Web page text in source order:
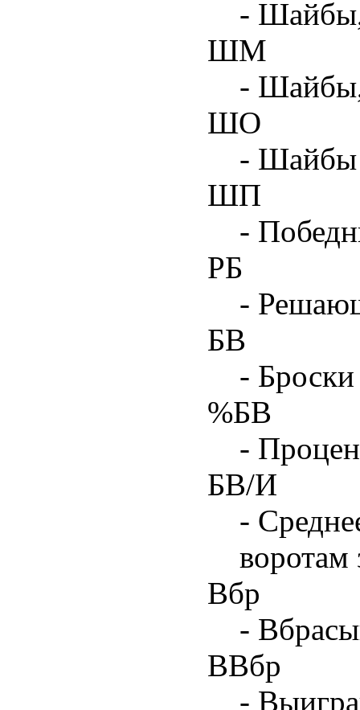
- Шайбы,
ШМ
- Шайбы,
ШО
- Шайбы
ШП
-
РБ
-
БВ
-
%БВ
-
БВ/И
-
воротам
Вбр
-
ВВбр
-